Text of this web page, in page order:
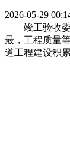
2026-05-29
竣工验收委
最，工程质量
道工程建设积